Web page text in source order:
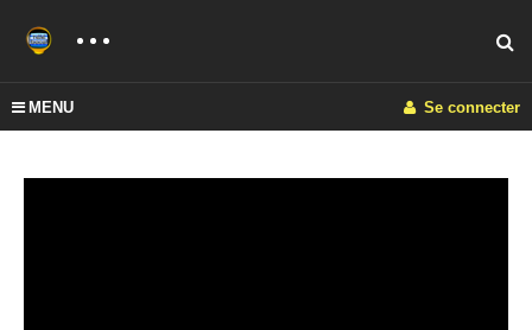
MENU Se connecter